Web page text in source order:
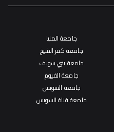
جامعة المنيا
جامعة كفر الشيخ
جامعة بني سويف
جامعة الفيوم
جامعة السويس
جامعة قناة السويس